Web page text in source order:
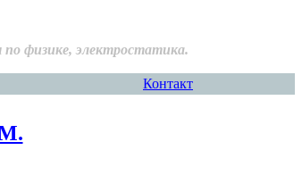
по физике, электростатика.
Контакт